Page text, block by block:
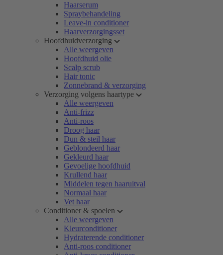
Haarserum
Spraybehandeling
Leave-in conditioner
Haarverzorgingsset
Hoofdhuidverzorging
Alle weergeven
Hoofdhuid olie
Scalp scrub
Hair tonic
Zonnebrand & verzorging
Verzorging volgens haartype
Alle weergeven
Anti-frizz
Anti-roos
Droog haar
Dun & steil haar
Geblondeerd haar
Gekleurd haar
Gevoelige hoofdhuid
Krullend haar
Middelen tegen haaruitval
Normaal haar
Vet haar
Conditioner & spoelen
Alle weergeven
Kleurconditioner
Hydraterende conditioner
Anti-roos conditioner